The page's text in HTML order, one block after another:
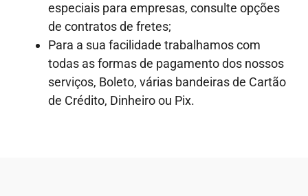
especiais para empresas, consulte opções
de contratos de fretes;
Para a sua facilidade trabalhamos com
todas as formas de pagamento dos nossos
serviços, Boleto, várias bandeiras de Cartão
de Crédito, Dinheiro ou Pix.